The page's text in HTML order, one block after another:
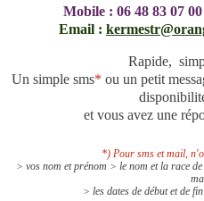
Mobile : 06 48 83 07 00
Email :
Rapide,
Un simple sms* ou un petit
et vous avez une
*) Pour sms et mail,
> vos nom et prénom > le nom et la race
> les dates de début et de